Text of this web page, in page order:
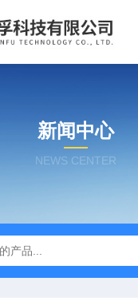
新闻中心
NEWS CENTER